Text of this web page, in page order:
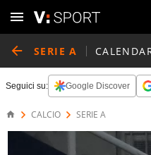
SERIE A
Seguici su: Google Discover
CALCIO SERIE A